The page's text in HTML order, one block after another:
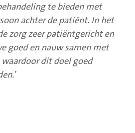
te bieden met
achter de patiënt. In het
zorg zeer patiëntgericht en
goed en nauw samen met
dit doel goed